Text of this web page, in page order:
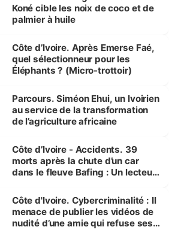
Koné cible les noix de coco et de
palmier à huile
Côte d’Ivoire. Après Emerse Faé,
quel sélectionneur pour les
Éléphants ? (Micro-trottoir)
Parcours. Siméon Ehui, un Ivoirien
au service de la transformation
de l’agriculture africaine
Côte d’Ivoire - Accidents. 39
morts après la chute d’un car
dans le fleuve Bafing : Un lecteur
des Transports
Côte d'Ivoire. Cybercriminalité : Il
menace de publier les vidéos de
nudité d’une amie qui refuse ses